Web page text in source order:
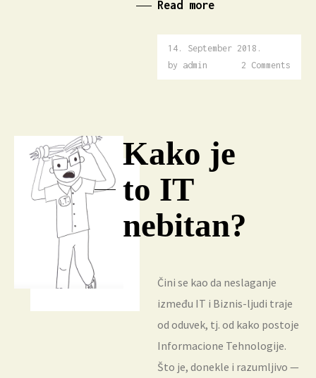
Read more
14. September 2018.
2026.
by admin 2 Comments
Kako je
to IT
nebitan?
Čini se kao da neslaganje
između IT i Biznis-ljudi traje
od oduvek, tj. od kako postoje
Informacione Tehnologije.
Što je, donekle i razumljivo —